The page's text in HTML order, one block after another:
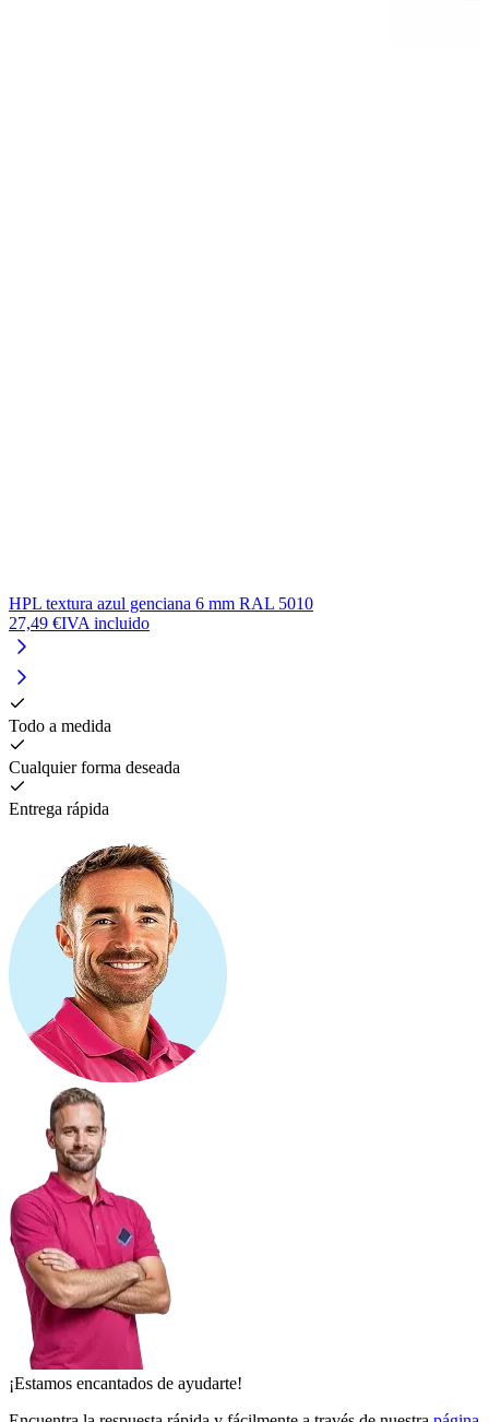
HPL textura azul genciana 6 mm RAL 5010
27,49 €IVA incluido
Todo a medida
Cualquier forma deseada
Entrega rápida
¡Estamos encantados de ayudarte!